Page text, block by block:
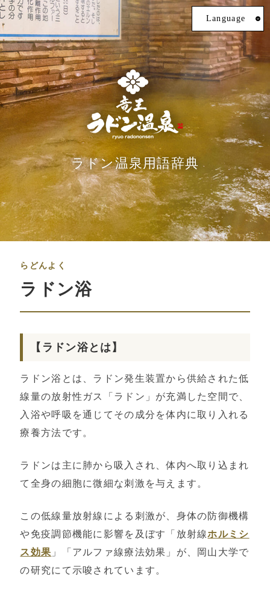
ラドン温泉用語辞典
Language
らどんよく
ラドン浴
【ラドン浴とは】
ラドン浴とは、ラドン発生装置から供給された低
線量の放射性ガス「ラドン」が充満した空間で、
入浴や呼吸を通じてその成分を体内に取り入れる
療養方法です。
ラドンは主に肺から吸入され、体内へ取り込まれ
て全身の細胞に微細な刺激を与えます。
この低線量放射線による刺激が、身体の防御機構
や免疫調節機能に影響を及ぼす「放射線ホルミシ
ス効果 」「アルファ線療法効果」が、岡山大学で
の研究にて示唆されています。